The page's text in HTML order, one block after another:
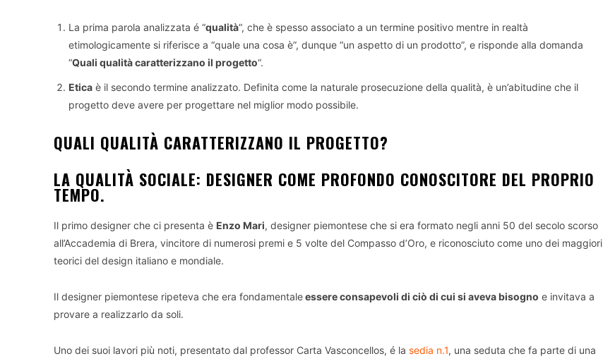
La prima parola analizzata é “qualità“, che è spesso associato a un termine positivo mentre in realtà
etimologicamente si riferisce a “quale una cosa è”, dunque “un aspetto di un prodotto”, e risponde alla domanda
“Quali qualità caratterizzano il progetto“.
Etica è il secondo termine analizzato. Definita come la naturale prosecuzione della qualità, è un’abitudine che il
progetto deve avere per progettare nel miglior modo possibile.
QUALI QUALITÀ CARATTERIZZANO IL PROGETTO?
LA QUALITÀ SOCIALE: DESIGNER COME PROFONDO CONOSCITORE DEL PROPRIO
TEMPO.
Il primo designer che ci presenta è Enzo Mari, designer piemontese che si era formato negli anni 50 del secolo scorso
all’Accademia di Brera, vincitore di numerosi premi e 5 volte del Compasso d’Oro, e riconosciuto come uno dei maggiori
teorici del design italiano e mondiale.
Il designer piemontese ripeteva che era fondamentaleessere consapevoli di ciò di cui si aveva bisogno e invitava a
provare a realizzarlo da soli.
Uno dei suoi lavori più noti, presentato dal professor Carta Vasconcellos, é la sedia n.1, una seduta che fa parte di una